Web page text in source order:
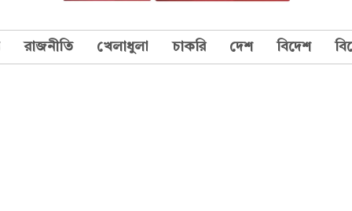
রাজনীতি খেলাধুলা চাকরি দেশ বিদেশ